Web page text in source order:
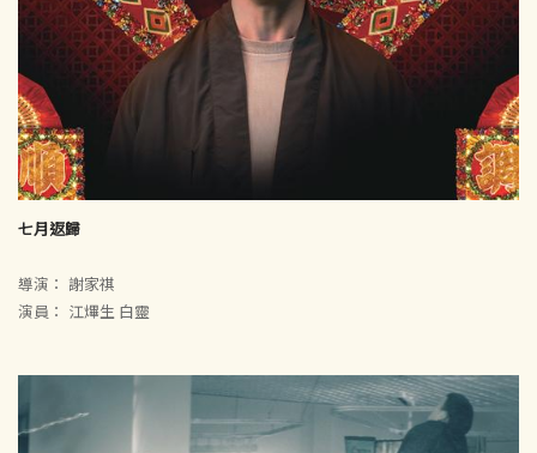
七月返歸
導演： 謝家祺
演員： 江熚生 白靈